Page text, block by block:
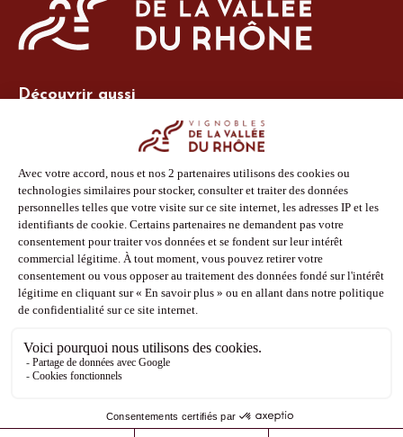
Découvrir aussi
Espace adhérent
Espace presse
Phototèque
Suivez-nous
Facebook
Instagram
Pinterest
Youtube